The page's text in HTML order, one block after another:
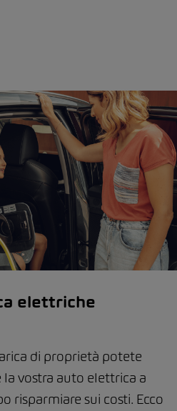
elettriche
di proprietà potete
vostra auto elettrica a
risparmiare sui costi. Ecco